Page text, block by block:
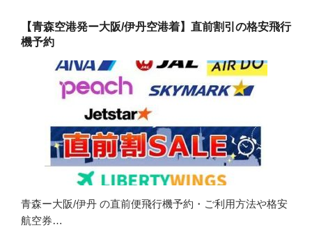
【青森空港発ー大阪/伊丹空港着】直前割引の格安飛行
機予約
青森ー大阪/伊丹 の直前便飛行機予約・ご利用方法や格安
航空券…